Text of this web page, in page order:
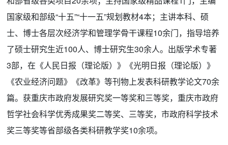
国家级和部级“十五”“十一五”规划教材4本；主讲本科、硕
士、博士各层次经济学和管理学骨干课程10余门，指导培养
了硕士研究生近100人、博士研究生30余人。出版学术专著
3部，在《人民日报（理论版）》《光明日报（理论版）》
《农业经济问题》《改革》等刊物上发表科研教学论文70余
篇。获重庆市政府发展研究奖一等奖和三等奖，重庆市政府
哲学社会科学优秀成果奖二等奖、三等奖，市政府科学技术
奖三等奖等省部级各类科研教学奖10余项。